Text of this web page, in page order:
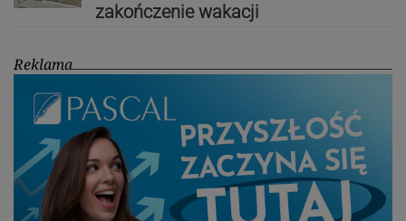
zakończenie wakacji
Reklama